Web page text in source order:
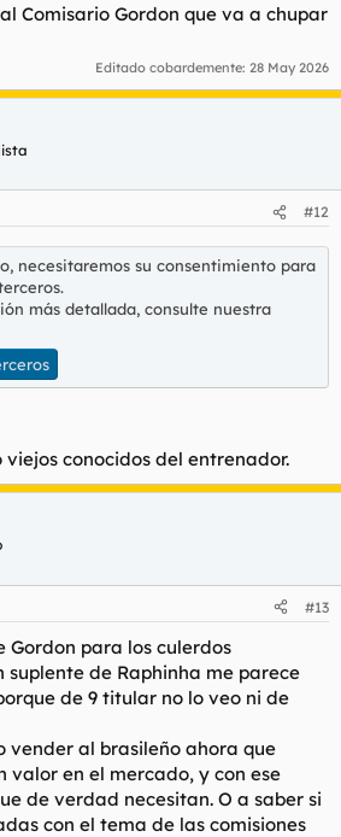
Comisario Gordon que va a chupar
Editado cobardemente: 28 May 2026
#12
necesitaremos su consentimiento para
más detallada, consulte nuestra
viejos conocidos del entrenador.
#13
Gordon para los culerdos
suplente de Raphinha me parece
de 9 titular no lo veo ni de
vender al brasileño ahora que
valor en el mercado, y con ese
de verdad necesitan. O a saber si
con el tema de las comisiones